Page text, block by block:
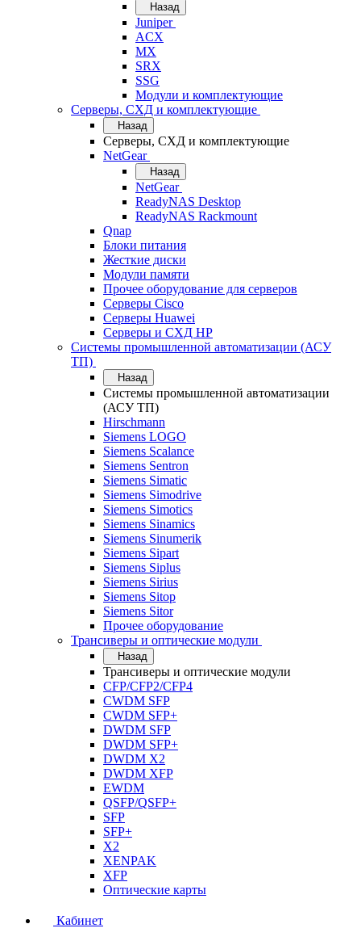
Назад
Juniper
ACX
MX
SRX
SSG
Модули и комплектующие
Серверы, СХД и комплектующие
Назад
Серверы, СХД и комплектующие
NetGear
Назад
NetGear
ReadyNAS Desktop
ReadyNAS Rackmount
Qnap
Блоки питания
Жесткие диски
Модули памяти
Прочее оборудование для серверов
Серверы Cisco
Серверы Huawei
Серверы и СХД HP
Системы промышленной автоматизации (АСУ
ТП)
Назад
Системы промышленной автоматизации
(АСУ ТП)
Hirschmann
Siemens LOGO
Siemens Scalance
Siemens Sentron
Siemens Simatic
Siemens Simodrive
Siemens Simotics
Siemens Sinamics
Siemens Sinumerik
Siemens Sipart
Siemens Siplus
Siemens Sirius
Siemens Sitop
Siemens Sitor
Прочее оборудование
Трансиверы и оптические модули
Назад
Трансиверы и оптические модули
CFP/CFP2/CFP4
CWDM SFP
CWDM SFP+
DWDM SFP
DWDM SFP+
DWDM X2
DWDM XFP
EWDM
QSFP/QSFP+
SFP
SFP+
X2
XENPAK
XFP
Оптические карты
Кабинет